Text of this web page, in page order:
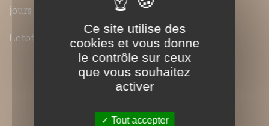
jours !
Le tofu ? Vous hésitez ? Osez !
SOMMAIRE
PRESSE
Ce site utilise des
cookies et vous donne
le contrôle sur ceux
que vous souhaitez
activer
Tout accepter